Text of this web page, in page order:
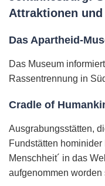
Attraktionen
Das Apartheid-
Das Museum
Rassentrennung in
Cradle of
Ausgrabungsstätten,
Fundstätten
Menschheit´ in das
aufgenommen worden